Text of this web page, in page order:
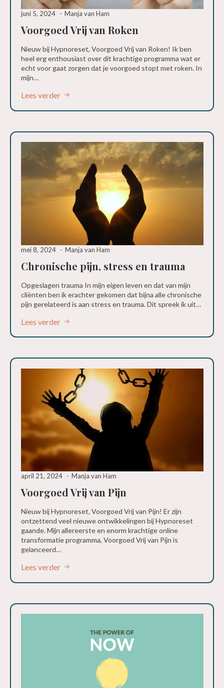
Voorgoed Vrij van Roken
juni 5, 2024 Manja van Ham
Nieuw bij Hypnoreset, Voorgoed Vrij van Roken! Ik ben
heel erg enthousiast over dit krachtige programma wat er
echt voor gaat zorgen dat je voorgoed stopt met roken. In
mijn…
Lees verder
Chronische pijn, stress en trauma
mei 8, 2024 Manja van Ham
Opgeslagen trauma In mijn eigen leven en dat van mijn
cliënten ben ik erachter gekomen dat bijna alle chronische
pijn gerelateerd is aan stress en trauma. Dit spreek ik uit…
Lees verder
Voorgoed Vrij van Pijn
april 21, 2024 Manja van Ham
Nieuw bij Hypnoreset, Voorgoed Vrij van Pijn! Er zijn
ontzettend veel nieuwe ontwikkelingen bij Hypnoreset
gaande. Mijn allereerste en enorm krachtige online
transformatie programma, Voorgoed Vrij van Pijn is
gelanceerd…
Lees verder